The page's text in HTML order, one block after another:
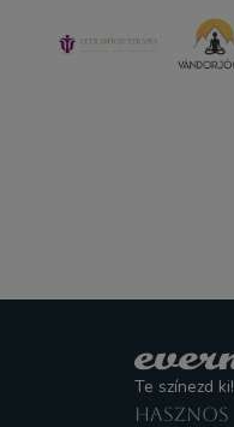
Te színezd ki!
HASZNOS